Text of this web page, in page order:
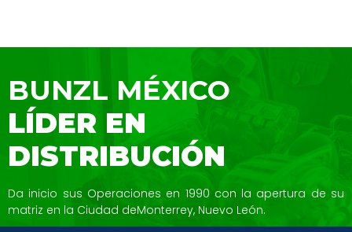
BUNZL MÉXICO
LÍDER EN
DISTRIBUCIÓN
Da inicio sus Operaciones en 1990 con la apertura de su
matriz en la Ciudad deMonterrey, Nuevo León.